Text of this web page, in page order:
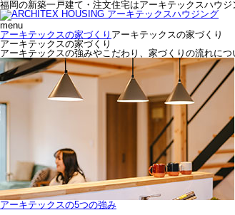
福岡の新築一戸建て・注文住宅はアーキテックスハウジ
menu
アーキテックスの家づくり アーキテックスの家づくり
アーキテックスの家づくり
アーキテックスの強みやこだわり、家づくりの流れに
アーキテックスの5つの強み